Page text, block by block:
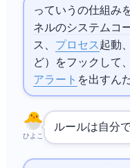
っていう の仕組み
ネルのシステムコ
ス、 プロセス起動、
ど）をフックして
アラート を出すん
ひよこ
ルールは自分